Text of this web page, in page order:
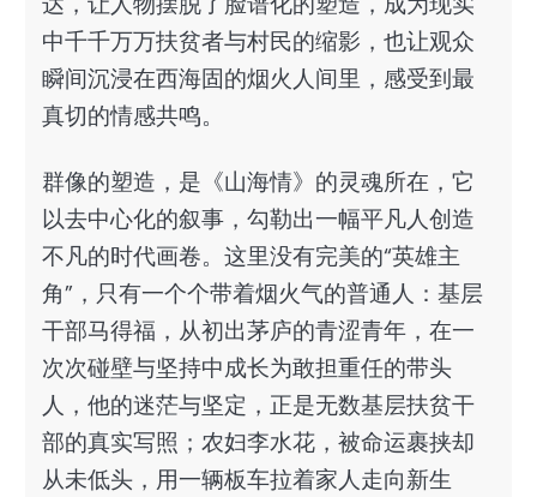
中千千万万扶贫者与村民的缩影，也让观众
瞬间沉浸在西海固的烟火人间里，感受到最
真切的情感共鸣。
群像的塑造，是《山海情》的灵魂所在，它
以去中心化的叙事，勾勒出一幅平凡人创造
不凡的时代画卷。这里没有完美的“英雄主
角”，只有一个个带着烟火气的普通人：基层
干部马得福，从初出茅庐的青涩青年，在一
次次碰壁与坚持中成长为敢担重任的带头
人，他的迷茫与坚定，正是无数基层扶贫干
部的真实写照；农妇李水花，被命运裹挟却
从未低头，用一辆板车拉着家人走向新生